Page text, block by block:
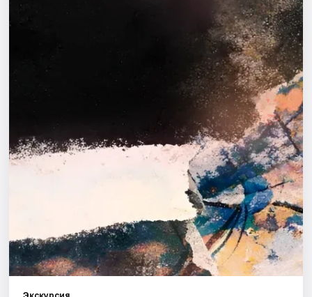
События
Площадки
Рейтинги